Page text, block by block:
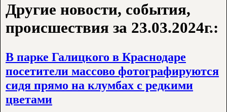
Другие новости, события,
происшествия за 23.03.2024г.:
В парке Галицкого в Краснодаре
посетители массово фотографируются
сидя прямо на клумбах с редкими
цветами